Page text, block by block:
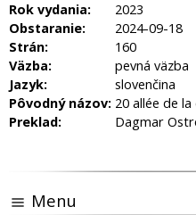
Rok vydania:
2023
Obstaranie:
2024-09-18
Strán:
160
Väzba:
pevná väzba
Jazyk:
slovenčina
Pôvodný názov: 20 allée de
Preklad:
Dagmar
Menu